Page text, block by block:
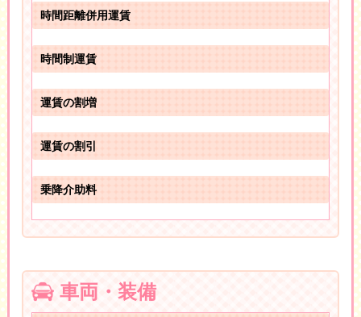
時間距離併用運賃
時間制運賃
運賃の割増
運賃の割引
乗降介助料
車両・装備